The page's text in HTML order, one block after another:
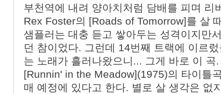
부천역에 내려 양아치처럼 담배를 피며 리
Rex Foster의 [Roads of Tomorrow]를 살
샘플러는 대충 듣고 쌓아두는 성격이지만
던 참이었다. 그런데 14번째 트랙에 이르
는 노래가 흘러나왔으니... 그게 바로 이
[Runnin' in the Meadow](1975)의 타이틀
매 예정에 있다고 한다. 별로 살 생각은 없